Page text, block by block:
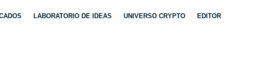
LABORATORIO DE IDEAS UNIVERSO CRYPTO EDITOR